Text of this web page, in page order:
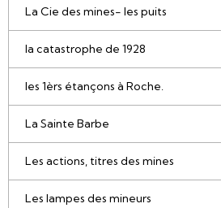
La Cie des mines- les puits
la catastrophe de 1928
les 1èrs étançons à Roche.
La Sainte Barbe
Les actions, titres des mines
Les lampes des mineurs